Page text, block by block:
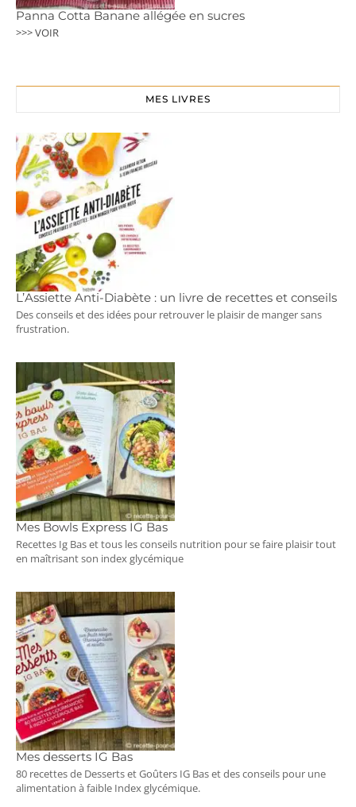
Panna Cotta Banane allégée en sucres
>>> VOIR
MES LIVRES
L’Assiette Anti-Diabète : un livre de recettes et conseils
Des conseils et des idées pour retrouver le plaisir de manger sans
frustration.
Mes Bowls Express IG Bas
Recettes Ig Bas et tous les conseils nutrition pour se faire plaisir tout
en maîtrisant son index glycémique
Mes desserts IG Bas
80 recettes de Desserts et Goûters IG Bas et des conseils pour une
alimentation à faible Index glycémique.